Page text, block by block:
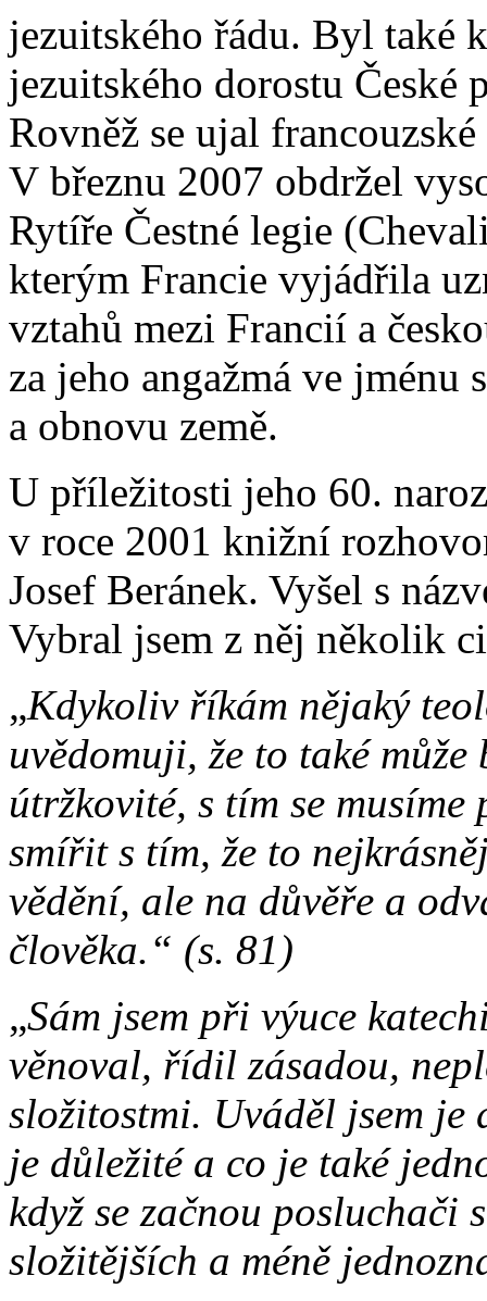
jezuitského řádu. Byl také
jezuitského dorostu České
Rovněž se ujal
V březnu 2007 obdržel
Rytíře Čestné legie
kterým Francie vyjádřila
vztahů mezi Francií a
za jeho angažmá ve jménu
a obnovu země.
U příležitosti jeho 60.
v roce 2001 knižní
Josef Beránek. Vyšel s
Vybral jsem z něj několik
„Kdykoliv říkám nějaký
uvědomuji, že to také
útržkovité, s tím se
smířit s tím, že to
vědění, ale na důvěře a
člověka.“ (s. 81)
„Sám jsem při výuce
věnoval, řídil zásadou,
složitostmi. Uváděl jsem je
je důležité a co je také
když se začnou posluchači
složitějších a méně